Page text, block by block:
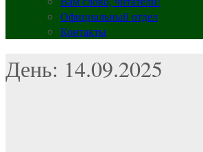
Официальный отдел
Контакты
День: 14.09.2025